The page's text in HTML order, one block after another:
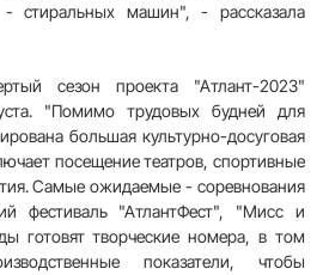
стиральных машин", - рассказала
сезон проекта "Атлант-2023"
"Помимо трудовых будней для
большая культурно-досуговая
посещение театров, спортивные
Самые ожидаемые - соревнования
фестиваль "АтлантФест", "Мисс и
готовят творческие номера, в том
показатели, чтобы